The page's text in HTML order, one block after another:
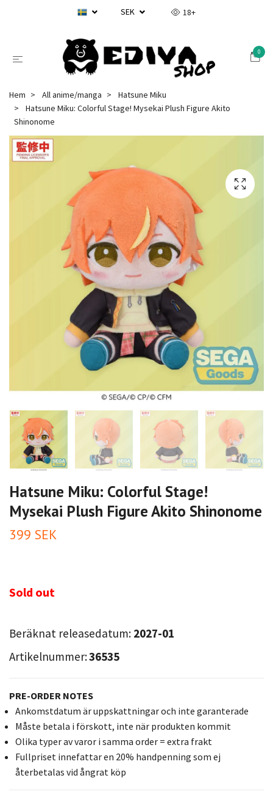
SEK 18+
0
Hem All anime/manga
Hatsune Miku
Hatsune Miku: Colorful Stage! Mysekai Plush Figure Akito
Shinonome
Hatsune Miku: Colorful Stage!
Mysekai Plush Figure Akito Shinonome
399 SEK
Sold out
Beräknat releasedatum: 2027-01
Artikelnummer:36535
PRE-ORDER NOTES
Ankomstdatum är uppskattningar och inte garanterade
Måste betala i förskott, inte när produkten kommit
Olika typer av varor i samma order = extra frakt
Fullpriset innefattar en 20% handpenning som ej
återbetalas vid ångrat köp